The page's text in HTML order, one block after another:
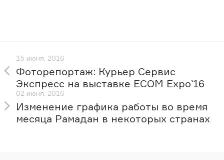
15 июня, 2016
Фоторепортаж: Курьер Сервис
Экспресс на выставке ECOM Expo`16
02 июня, 2016
Изменение графика работы во время
месяца Рамадан в некоторых странах